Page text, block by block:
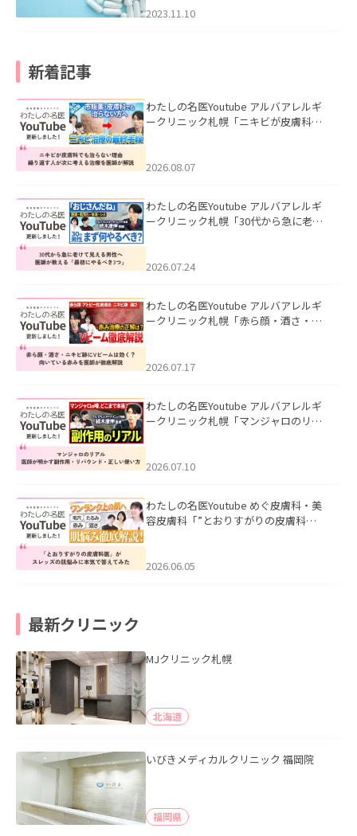
2023.11.10
新着記事
わたしの名医Youtube アルバアレルギ
ークリニック札幌「ニキビが皮膚科で
ました。
2026.08.07
わたしの名医Youtube アルバアレルギ
ークリニック札幌「30代から急に老け
た。
2026.07.24
わたしの名医Youtube アルバアレルギ
ークリニック札幌「赤ら顔・酒さ・ニ
した。
2026.07.17
わたしの名医Youtube アルバアレルギ
ークリニック札幌「マンジャロのリア
た。
2026.07.10
わたしの名医Youtube めぐ皮膚科・美
容皮膚科「”とおりすがりの皮膚科
2026.06.05
最新クリニック
MJクリニック札幌
北海道
いびきメディカルクリニック 福岡院
福岡県